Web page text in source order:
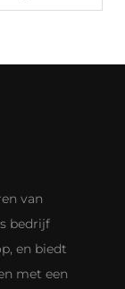
van
bedrijf
en biedt
met een